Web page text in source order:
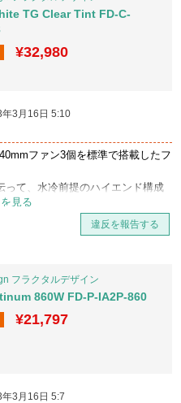
TG Clear Tint FD-C-
¥32,980
3月16日 5:10
ファン3個を標準で搭載したフ
って、水冷前提のハイエンド構成
を絞って静かさを優先しても、よ
違反を報告する
フラクタルデザイン
860W FD-P-IA2P-860
¥21,797
3月16日 5:7